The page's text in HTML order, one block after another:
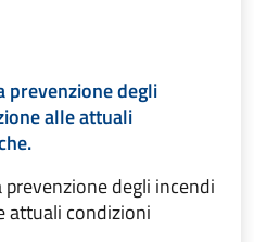
prevenzione degli
alle attuali
degli incendi
attuali condizioni